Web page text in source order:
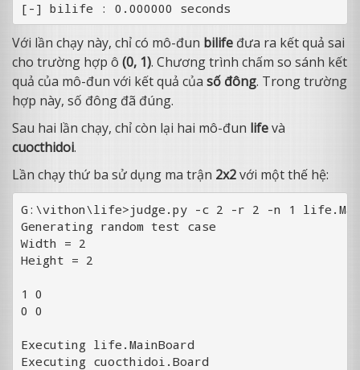
Với lần chạy này, chỉ có mô-đun bilife đưa ra kết quả sai
cho trường hợp ô (0, 1). Chương trình chấm so sánh kết
quả của mô-đun với kết quả của số đông. Trong trường
hợp này, số đông đã đúng.
Sau hai lần chạy, chỉ còn lại hai mô-đun lifevà
cuocthidoi.
Lần chạy thứ ba sử dụng ma trận 2x2với một thế hệ:
G:\vithon\life>judge.py -c 2 -r 2 -n 1
Generating random test case
Width = 2
Height = 2
1 0
0 0
Executing life.MainBoard
Executing cuocthidoi.Board